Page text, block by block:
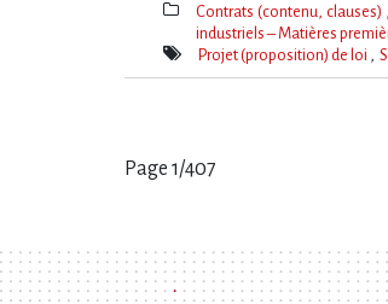
Thèmes(s)
Contrats (contenu, clauses)
industriels – Matières
Mot(s)-
Projet (proposition) de loi
Page 1/407